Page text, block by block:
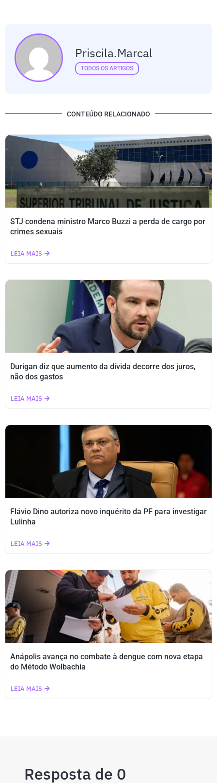
Priscila.marcal
TODOS OS ARTIGOS
CONTEÚDO RELACIONADO
STJ condena ministro Marco Buzzi a perda de cargo por
crimes sexuais
LEIA MAIS
Durigan diz que aumento da dívida decorre dos juros,
não dos gastos
LEIA MAIS
Flávio Dino autoriza novo inquérito da PF para investigar
Lulinha
LEIA MAIS
Anápolis avança no combate à dengue com nova etapa
do Método Wolbachia
LEIA MAIS
Resposta de 0